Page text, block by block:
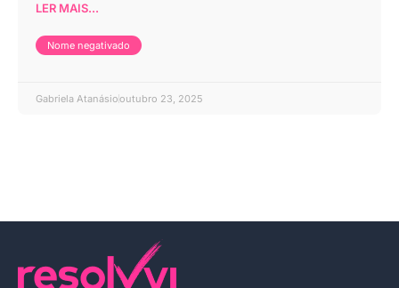
LER MAIS...
Nome negativado
Gabriela Atanásiooutubro 23, 2025